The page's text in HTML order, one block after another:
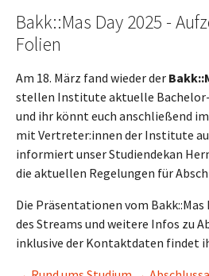
Bakk::Mas Day 2025 -
Folien
Am 18. März fand wieder der
stellen Institute aktuelle
und ihr könnt euch anschließend
mit Vertreter:innen der Institute
informiert unser Studiendekan
die aktuellen Regelungen für
Die Präsentationen vom Bakk::Mas
des Streams und weitere Infos zu
inklusive der Kontaktdaten findet